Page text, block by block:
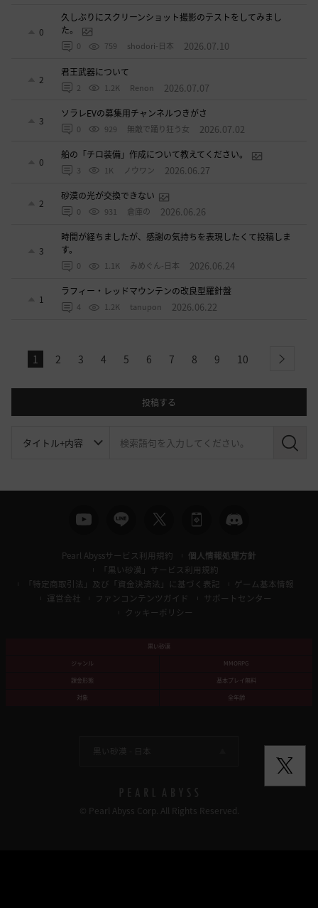
0
久しぶりにスクリーンショット撮影のテストをしてみまし
た。
0 759 shodori-日本 2026.07.10
2
君王武器について
2 1.2K Renon 2026.07.07
3
ソラレEVの募集用チャンネルつきがさ
0 929 無敵で踊り狂う女 2026.07.02
0
船の「チロ装備」作成について教えてください。
3 1K ノウワン 2026.06.27
2
砂漠の光が交換できない
0 931 倉庫の 2026.06.26
3
時間が経ちましたが、感謝の気持ちを表現したくて投稿しま
す。
0 1.1K みめぐん-日本 2026.06.24
1
ラフィー・レッドマウンテンの改良型羅針盤
4 1.2K tanupon 2026.06.22
1 2 3 4 5 6 7 8 9 10 next
投稿する
検
Pearl Abyssサービス利用規約
個人情報処理方針
「黒い砂漠」サービス利用規約
「特定商取引法」及び「資金決済法」に基づく表記
ゲーム基本情報
運営会社
ファンコンテンツガイド
サポートセンター
クッキーポリシー
黒い砂漠
ジャンル
MMORPG
課金形態
基本プレイ無料
対象
全年齢
黒い砂漠 - 日本
© Pearl Abyss Corp. All Rights Reserved.